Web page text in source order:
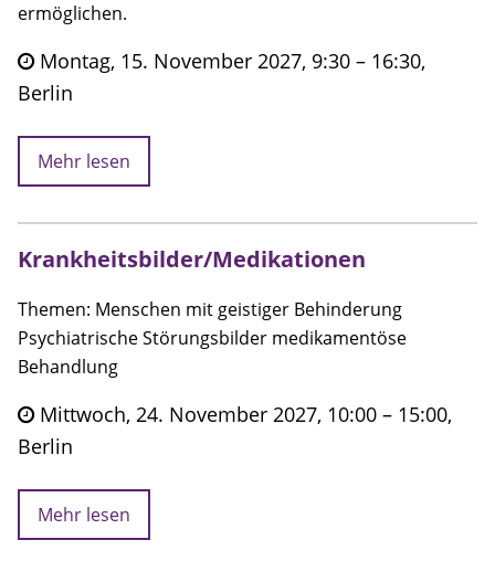
ermöglichen.
Montag, 15. November 2027, 9:30 – 16:30,
Berlin
Mehr lesen
Krankheitsbilder/Medikationen
Themen: Menschen mit geistiger Behinderung
Psychiatrische Störungsbilder medikamentöse
Behandlung
Mittwoch, 24. November 2027, 10:00 – 15:00,
Berlin
Mehr lesen